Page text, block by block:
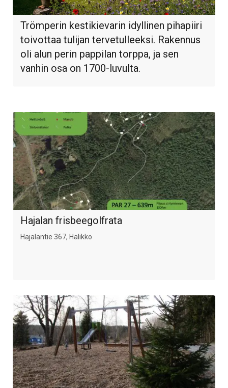
Trömperin kestikievarin idyllinen pihapiiri
toivottaa tulijan tervetulleeksi. Rakennus
oli alun perin pappilan torppa, ja sen
vanhin osa on 1700-luvulta.
Hajalan frisbeegolfrata
Hajalantie 367, Halikko